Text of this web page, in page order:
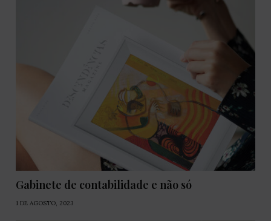
Gabinete de contabilidade e não só
1 DE AGOSTO, 2023